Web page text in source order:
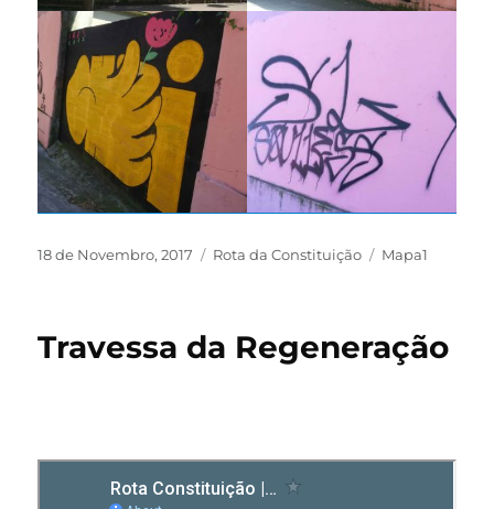
18 de Novembro, 2017 Rota da Constituição Mapa1
Travessa da Regeneração